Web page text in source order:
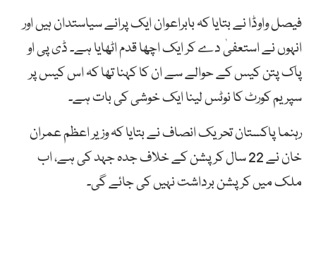
فیصل واوڈا نے بتایا کہ بابراعوان ایک پرانے سیاستدان ہیں اور
انہوں نے استعفیٰ دے کر ایک اچھا قدم اٹھایا ہے۔ ڈی پی او
پاک پتن کیس کے حوالے سے ان کا کہنا تھا کہ اس کیس پر
سپریم کورٹ کا نوٹس لینا ایک خوشی کی بات ہے۔
رہنما پاکستان تحریک انصاف نے بتایا کہ وزیر اعظم عمران
خان نے 22 سال کرپشن کے خلاف جدہ جہد کی ہے، اب
ملک میں کرپشن برداشت نہیں کی جائے گی۔